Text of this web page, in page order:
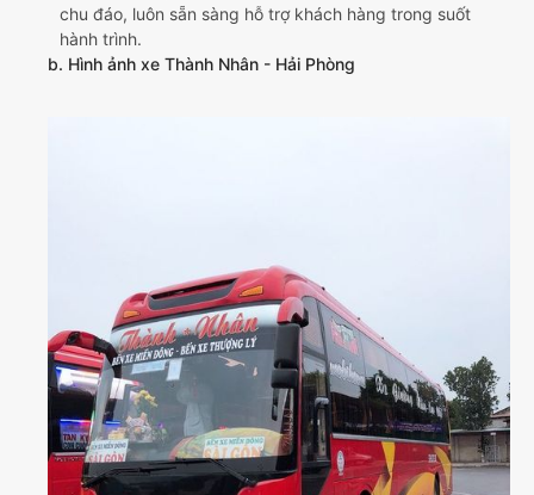
chu đáo, luôn sẵn sàng hỗ trợ khách hàng trong suốt
hành trình.
b. Hình ảnh xe Thành Nhân - Hải Phòng